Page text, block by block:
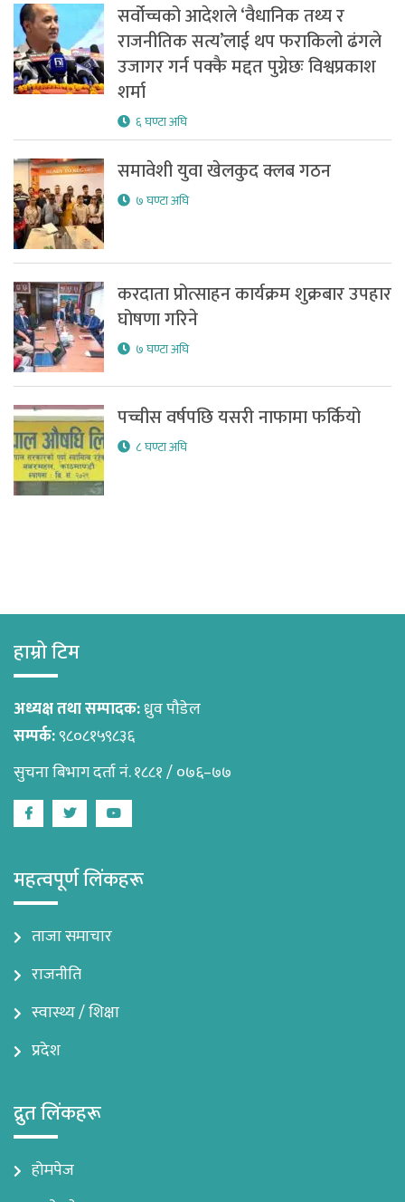
सर्वोच्चको आदेशले ‘वैधानिक तथ्य र
राजनीतिक सत्य’लाई थप फराकिलो ढंगले
उजागर गर्न पक्कै मद्दत पुग्नेछः विश्वप्रकाश
शर्मा
६ घण्टा अघि
समावेशी युवा खेलकुद क्लब गठन
७ घण्टा अघि
करदाता प्रोत्साहन कार्यक्रम शुक्रबार उपहार
घोषणा गरिने
७ घण्टा अघि
पच्चीस वर्षपछि यसरी नाफामा फर्कियो
८ घण्टा अघि
हाम्रो टिम
अध्यक्ष तथा सम्पादक:ध्रुव पौडेल
सम्पर्क:९८०८१५९८३६
सुचना बिभाग दर्ता नं. १८८१ / ०७६–७७
FacebookTwitterYoutube
महत्वपूर्ण लिंकहरू
ताजा समाचार
राजनीति
स्वास्थ्य / शिक्षा
प्रदेश
द्रुत लिंकहरू
होमपेज